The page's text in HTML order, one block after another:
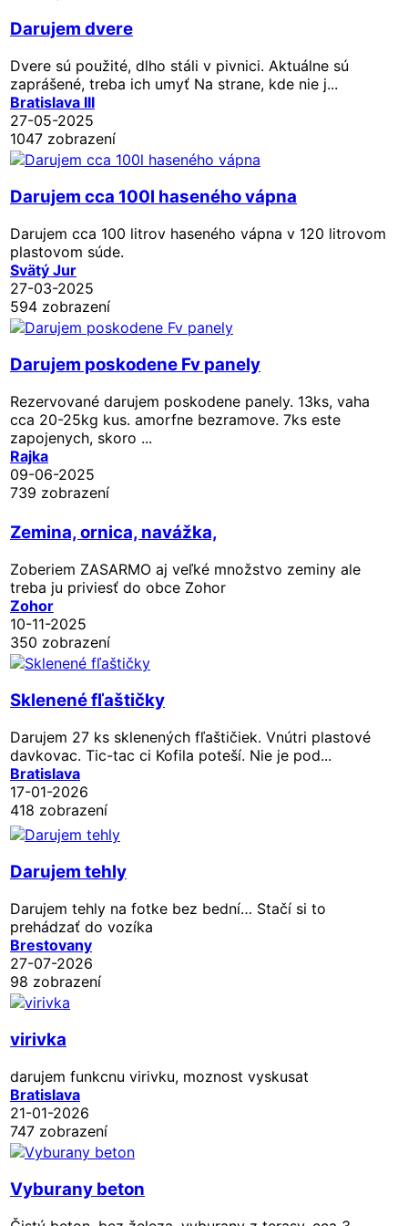
Darujem dvere
Dvere sú použité, dlho stáli v pivnici. Aktuálne sú
zaprášené, treba ich umyť Na strane, kde nie j...
Bratislava III
27-05-2025
1047 zobrazení
Darujem cca 100l haseného vápna
Darujem cca 100 litrov haseného vápna v 120 litrovom
plastovom súde.
Svätý Jur
27-03-2025
594 zobrazení
Darujem poskodene Fv panely
Rezervované darujem poskodene panely. 13ks, vaha
cca 20-25kg kus. amorfne bezramove. 7ks este
zapojenych, skoro ...
Rajka
09-06-2025
739 zobrazení
Zemina, ornica, navážka,
Zoberiem ZASARMO aj veľké množstvo zeminy ale
treba ju priviesť do obce Zohor
Zohor
10-11-2025
350 zobrazení
Sklenené fľaštičky
Darujem 27 ks sklenených fľaštičiek. Vnútri plastové
davkovac. Tic-tac ci Kofila poteší. Nie je pod...
Bratislava
17-01-2026
418 zobrazení
Darujem tehly
Darujem tehly na fotke bez bední… Stačí si to
prehádzať do vozíka
Brestovany
27-07-2026
98 zobrazení
virivka
darujem funkcnu virivku, moznost vyskusat
Bratislava
21-01-2026
747 zobrazení
Vyburany beton